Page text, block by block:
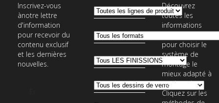
Inscrivez-vous
ànotre lettre
d'information
pour recevoir du
contenu exclusif
et les dernières
nouvelles.
Découvrez
toutes les
informations
nécessaires
pour choisir le
système de
montage le
mieux adapté à
vos besoins.
Cliquez sur les